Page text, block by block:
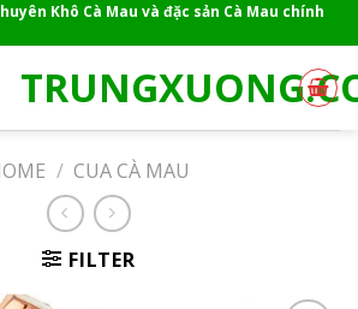
Khô Cà Mau và đặc sản Cà Mau chính
/ CUA CÀ MAU
FILTER